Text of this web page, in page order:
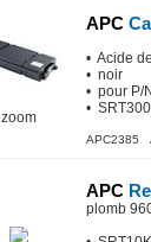
zoom
APC
• Acide
• noir
• pour P/
•
APC2385
APC
plomb